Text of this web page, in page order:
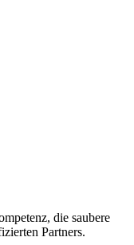
die saubere
Partners.